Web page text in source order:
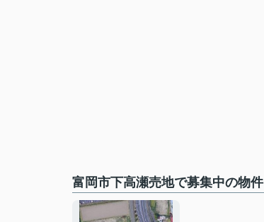
富岡市下高瀬売地で募集中の物件